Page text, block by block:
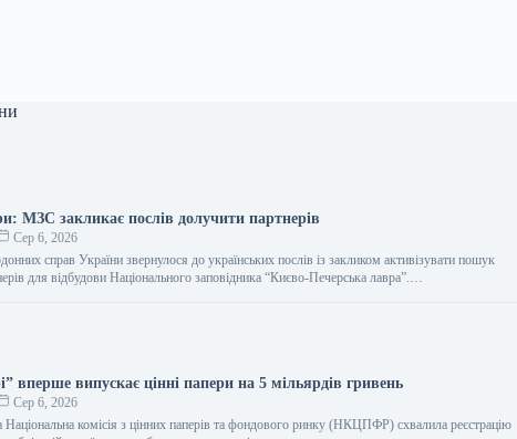
МЗС закликає послів долучити партнерів
Сер 6, 2026
справ України звернулося до українських послів із закликом активізувати пошук
для відбудови Національного заповідника “Києво-Печерська лавра”.…
вперше випускає цінні папери на 5 мільярдів гривень
Сер 6, 2026
комісія з цінних паперів та фондового ринку (НКЦПФР) схвалила реєстрацію